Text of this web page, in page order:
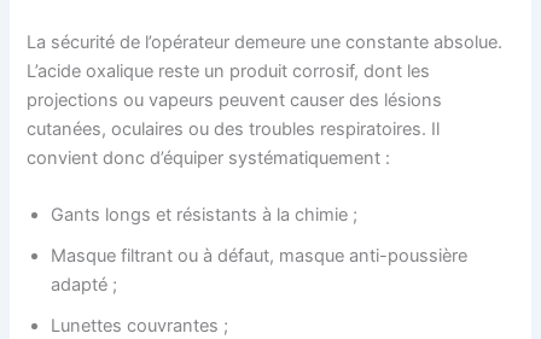
La sécurité de l’opérateur demeure une constante absolue.
L’acide oxalique reste un produit corrosif, dont les
projections ou vapeurs peuvent causer des lésions
cutanées, oculaires ou des troubles respiratoires. Il
convient donc d’équiper systématiquement :
Gants longs et résistants à la chimie ;
Masque filtrant ou à défaut, masque anti-poussière
adapté ;
Lunettes couvrantes ;